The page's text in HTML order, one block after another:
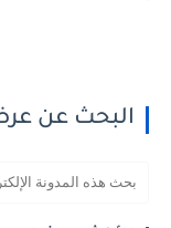
البحث عن